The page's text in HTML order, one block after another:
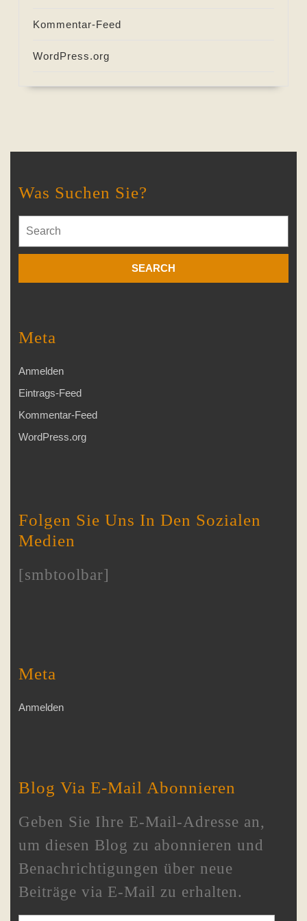
Kommentar-Feed
WordPress.org
Was Suchen Sie?
for:
Meta
Anmelden
Eintrags-Feed
Kommentar-Feed
WordPress.org
Folgen Sie Uns In Den Sozialen
Medien
[smbtoolbar]
Meta
Anmelden
Blog Via E-Mail Abonnieren
Geben Sie Ihre E-Mail-Adresse an,
um diesen Blog zu abonnieren und
Benachrichtigungen über neue
Beiträge via E-Mail zu erhalten.